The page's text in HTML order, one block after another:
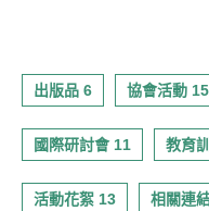
出版品 6 協會活動
國際研討會 11 教育
活動花絮 13 相關連